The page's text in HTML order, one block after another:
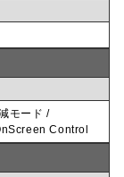
モード /
Control